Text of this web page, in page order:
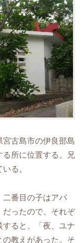
古島市の伊良部島
る所に位置する。兄
る。
二番目の子はアパ
だったので、それぞ
ると、「夜、ユナ
教えがあった。そ